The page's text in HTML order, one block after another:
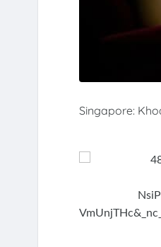
Singapore: